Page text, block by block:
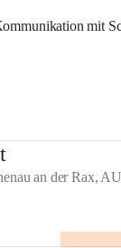
mit
an der Rax,